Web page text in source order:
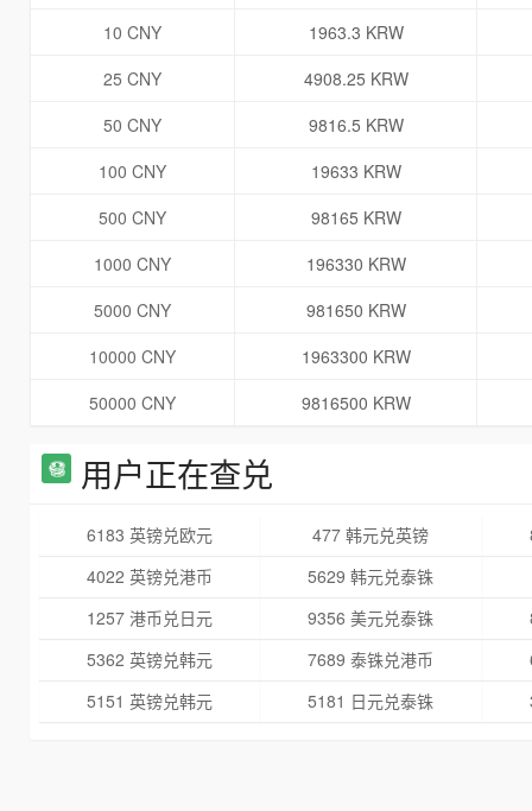
10 CNY
1963.3 KRW
25 CNY
4908.25 KRW
50 CNY
9816.5 KRW
100 CNY
19633 KRW
500 CNY
98165 KRW
1000 CNY
196330 KRW
5000 CNY
981650 KRW
10000 CNY
1963300 KRW
50000 CNY
9816500 KRW
用户正在查兑
6183 英镑兑欧元 477 韩元兑英镑
4022 英镑兑港币
5629 韩元兑泰铢
1257 港币兑日元
9356 美元兑泰铢
5362 英镑兑韩元
7689 泰铢兑港币
5151 英镑兑韩元
5181 日元兑泰铢